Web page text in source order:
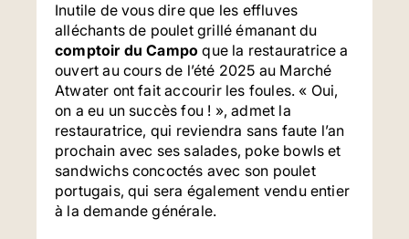
Inutile de vous dire que les effluves
alléchants de poulet grillé émanant du
comptoir du Campo que la restauratrice a
ouvert au cours de l’été 2025 au Marché
Atwater ont fait accourir les foules. « Oui,
on a eu un succès fou ! », admet la
restauratrice, qui reviendra sans faute l’an
prochain avec ses salades, poke bowls et
sandwichs concoctés avec son poulet
portugais, qui sera également vendu entier
à la demande générale.